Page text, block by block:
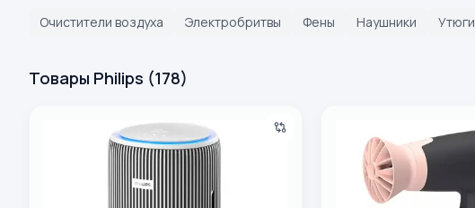
Очистители воздуха Электробритвы Фены Наушники Утюги
Товары Philips (178)